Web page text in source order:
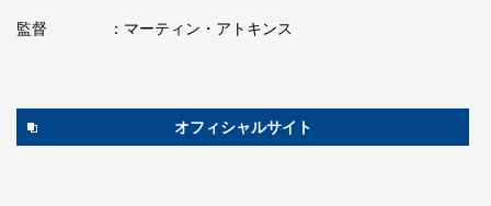
監督 ：マーティン・アトキンス
オフィシャルサイト